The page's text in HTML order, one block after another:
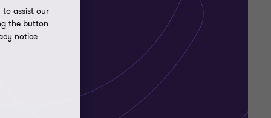
to assist our
the button
notice